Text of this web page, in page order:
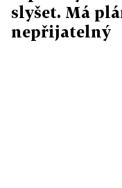
slyšet. Má
nepřijatelný